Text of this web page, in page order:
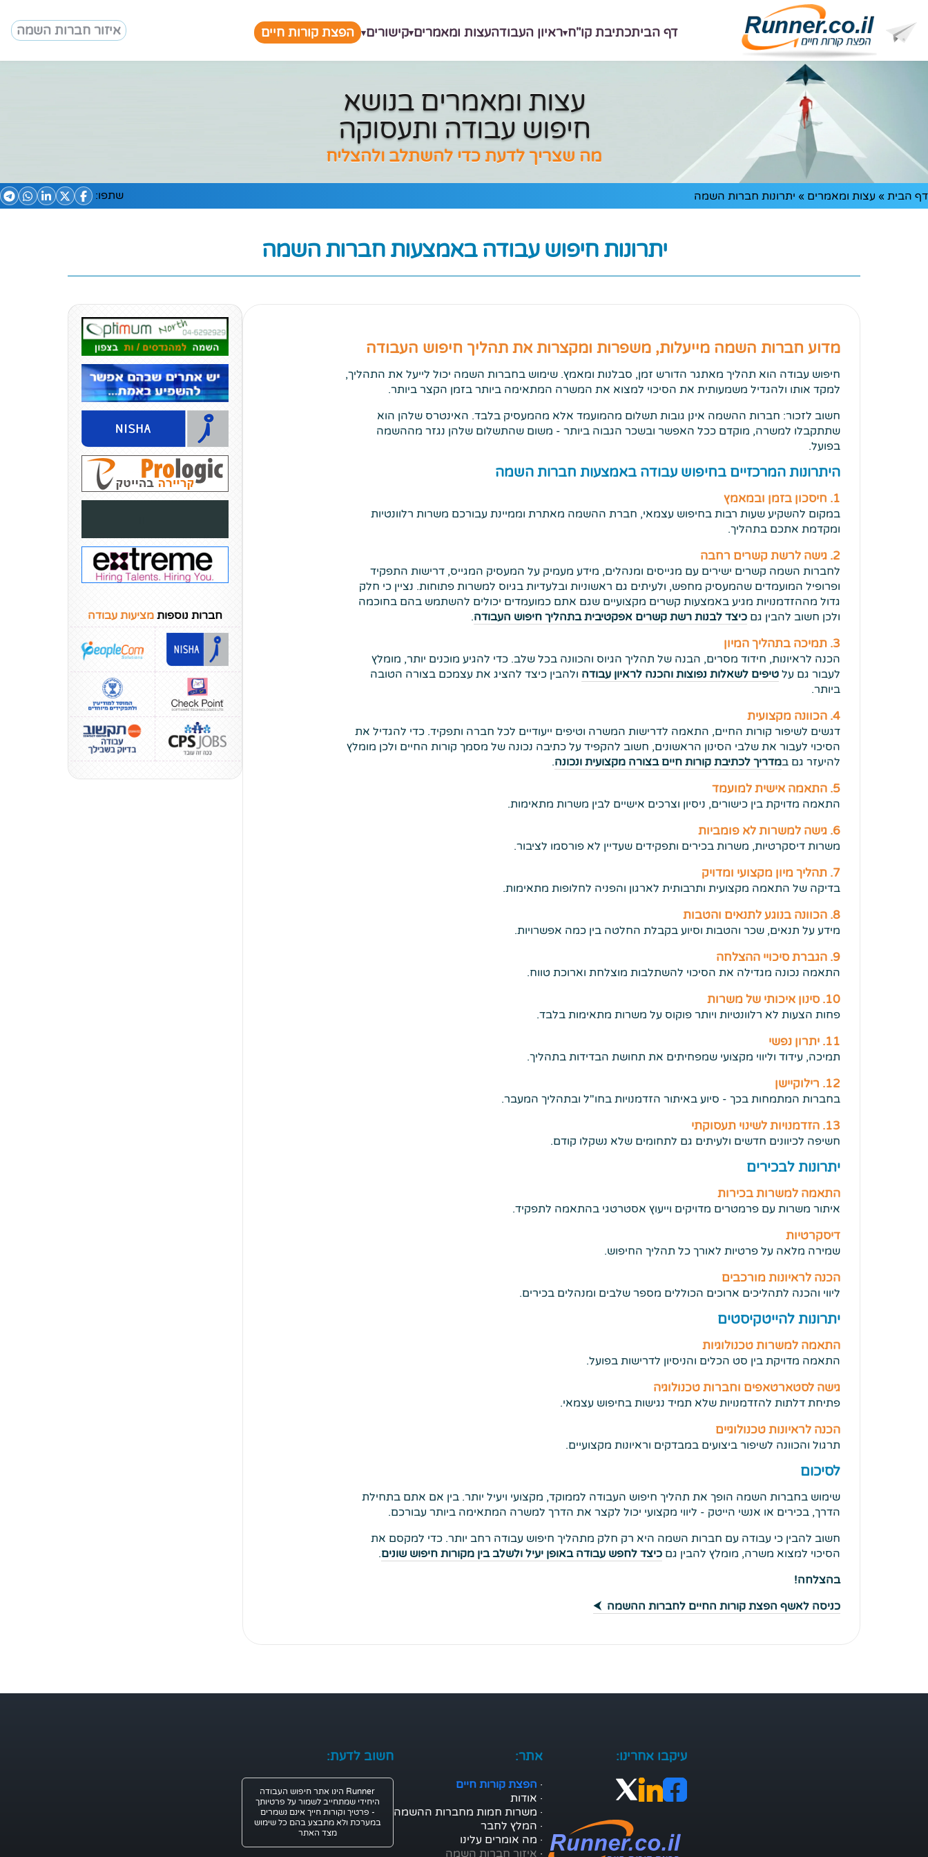
דף הביתכתיבת קו"ח ראיון העבודהעצות ומאמרים קישורים הפצת קורות חיים איזור חברות השמה
עצות ומאמרים בנושא
חיפוש עבודה ותעסוקה
מה שצריך לדעת כדי להשתלב ולהצליח
דף הבית » עצות ומאמרים » יתרונות חברות השמה שתפו:
יתרונות חיפוש עבודה באמצעות חברות השמה
מדוע חברות השמה מייעלות, משפרות ומקצרות את תהליך חיפוש העבודה
חיפוש עבודה הוא תהליך מאתגר הדורש זמן, סבלנות ומאמץ. שימוש בחברות השמה יכול לייעל את התהליך,
למקד אותו ולהגדיל משמעותית את הסיכוי למצוא את המשרה המתאימה ביותר בזמן הקצר ביותר.
חשוב לזכור: חברות ההשמה אינן גובות תשלום מהמועמד אלא מהמעסיק בלבד. האינטרס שלהן הוא
שתתקבלו למשרה, מוקדם ככל האפשר ובשכר הגבוה ביותר - משום שהתשלום שלהן נגזר מההשמה
בפועל.
היתרונות המרכזיים בחיפוש עבודה באמצעות חברות השמה
1. חיסכון בזמן ובמאמץ
במקום להשקיע שעות רבות בחיפוש עצמאי, חברת ההשמה מאתרת וממיינת עבורכם משרות רלוונטיות
ומקדמת אתכם בתהליך.
2. גישה לרשת קשרים רחבה
לחברות השמה קשרים ישירים עם מגייסים ומנהלים, מידע מעמיק על המעסיק המגייס, דרישות התפקיד
ופרופיל המועמדים שהמעסיק מחפש, ולעיתים גם ראשוניות ובלעדיות בגיוס למשרות פתוחות. נציין כי חלק
גדול מההזדמנויות מגיע באמצעות קשרים מקצועיים שגם אתם כמועמדים יכולים להשתמש בהם בחוכמה
ולכן חשוב להבין גם כיצד לבנות רשת קשרים אפקטיבית בתהליך חיפוש העבודה.
3. תמיכה בתהליך המיון
הכנה לראיונות, חידוד מסרים, הבנה של תהליך הגיוס והכוונה בכל שלב. כדי להגיע מוכנים יותר, מומלץ
לעבור גם על טיפים לשאלות נפוצות והכנה לראיון עבודה ולהבין כיצד להציג את עצמכם בצורה הטובה
ביותר.
4. הכוונה מקצועית
דגשים לשיפור קורות החיים, התאמה לדרישות המשרה וטיפים ייעודיים לכל חברה ותפקיד. כדי להגדיל את
הסיכוי לעבור את שלבי הסינון הראשונים, חשוב להקפיד על כתיבה נכונה של מסמך קורות החיים ולכן מומלץ
להיעזר גם במדריך לכתיבת קורות חיים בצורה מקצועית ונכונה.
5. התאמה אישית למועמד
התאמה מדויקת בין כישורים, ניסיון וצרכים אישיים לבין משרות מתאימות.
6. גישה למשרות לא פומביות
משרות דיסקרטיות, משרות בכירים ותפקידים שעדיין לא פורסמו לציבור.
7. תהליך מיון מקצועי ומדויק
בדיקה של התאמה מקצועית ותרבותית לארגון והפניה לחלופות מתאימות.
8. הכוונה בנוגע לתנאים והטבות
מידע על תנאים, שכר והטבות וסיוע בקבלת החלטה בין כמה אפשרויות.
9. הגברת סיכויי ההצלחה
התאמה נכונה מגדילה את הסיכוי להשתלבות מוצלחת וארוכת טווח.
10. סינון איכותי של משרות
פחות הצעות לא רלוונטיות ויותר פוקוס על משרות מתאימות בלבד.
11. יתרון נפשי
תמיכה, עידוד וליווי מקצועי שמפחיתים את תחושת הבדידות בתהליך.
12. רילוקיישן
בחברות המתמחות בכך - סיוע באיתור הזדמנויות בחו"ל ובתהליך המעבר.
13. הזדמנויות לשינוי תעסוקתי
חשיפה לכיוונים חדשים ולעיתים גם לתחומים שלא נשקלו קודם.
יתרונות לבכירים
התאמה למשרות בכירות
איתור משרות עם פרמטרים מדויקים וייעוץ אסטרטגי בהתאמה לתפקיד.
דיסקרטיות
שמירה מלאה על פרטיות לאורך כל תהליך החיפוש.
הכנה לראיונות מורכבים
ליווי והכנה לתהליכים ארוכים הכוללים מספר שלבים ומנהלים בכירים.
יתרונות להייטקיסטים
התאמה למשרות טכנולוגיות
התאמה מדויקת בין סט הכלים והניסיון לדרישות בפועל.
גישה לסטארטאפים וחברות טכנולוגיה
פתיחת דלתות להזדמנויות שלא תמיד נגישות בחיפוש עצמאי.
הכנה לראיונות טכנולוגיים
תרגול והכוונה לשיפור ביצועים במבדקים וראיונות מקצועיים.
לסיכום
שימוש בחברות השמה הופך את תהליך חיפוש העבודה לממוקד, מקצועי ויעיל יותר. בין אם אתם בתחילת
הדרך, בכירים או אנשי הייטק - ליווי מקצועי יכול לקצר את הדרך למשרה המתאימה ביותר עבורכם.
חשוב להבין כי עבודה עם חברות השמה היא רק חלק מתהליך חיפוש עבודה רחב יותר. כדי למקסם את
הסיכוי למצוא משרה, מומלץ להבין גם כיצד לחפש עבודה באופן יעיל ולשלב בין מקורות חיפוש שונים.
בהצלחה!
כניסה לאשף הפצת קורות החיים לחברות ההשמה ⮜
חברות נוספות מציעות עבודה
עיקבו אחרינו: אתר:
· הפצת קורות חיים
· אודות
· משרות חמות מחברות ההשמה
· המלץ לחבר
· מה אומרים עלינו
· איזור חברות השמה
חשוב לדעת:
Runner הינו אתר חיפוש העבודה
היחידי שמתחייב לשמור על פרטיותך
- פרטיך וקורות חייך אינם נשמרים
במערכת ולא מתבצע בהם כל שימוש
מצד האתר